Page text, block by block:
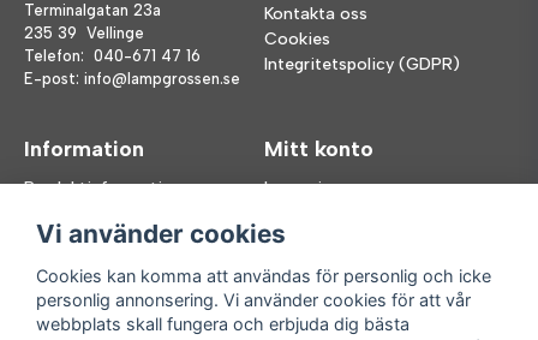
Terminalgatan 23a
235 39 Vellinge
Telefon: 040-671 47 16
E-post: info@lampgrossen.se
Kontakta oss
Cookies
Integritetspolicy (GDPR)
Information
Produktinformation
FAQ
Mitt konto
Logga in
Glömt lösenord?
Följ oss Handla enkelt
Vi använder cookies
Cookies kan komma att användas för personlig och icke
personlig annonsering. Vi använder cookies för att vår
webbplats skall fungera och erbjuda dig bästa